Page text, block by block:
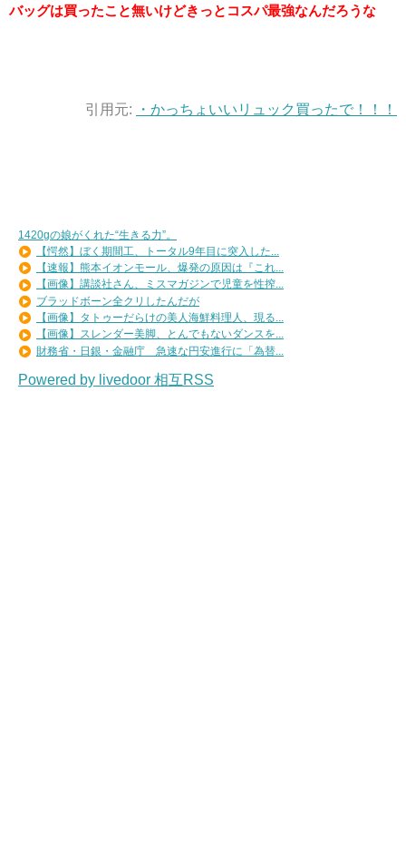
バッグは買ったこと無いけどきっとコスパ最強なんだろうな
引用元: ・かっちょいいリュック買ったで！！！
1420gの娘がくれた“生きる力”。
【愕然】ぼく期間工、トータル9年目に突入した...
【速報】熊本イオンモール、爆発の原因は『これ...
【画像】講談社さん、ミスマガジンで児童を性搾...
ブラッドボーン全クリしたんだが
【画像】タトゥーだらけの美人海鮮料理人、現る...
【画像】スレンダー美脚、とんでもないダンスを...
財務省・日銀・金融庁 急速な円安進行に「為替...
Powered by livedoor 相互RSS